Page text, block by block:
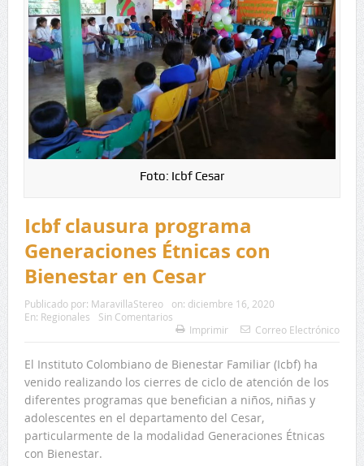
Foto: Icbf Cesar
Icbf clausura programa
Generaciones Étnicas con
Bienestar en Cesar
Publicado por: MaravillaStereo on: diciembre 16, 2020
En: Regionales
Sin Comentarios
Imprimir
Correo Electrónico
El Instituto Colombiano de Bienestar Familiar (Icbf) ha
venido realizando los cierres de ciclo de atención de los
diferentes programas que benefician a niños, niñas y
adolescentes en el departamento del Cesar,
particularmente de la modalidad Generaciones Étnicas
con Bienestar.